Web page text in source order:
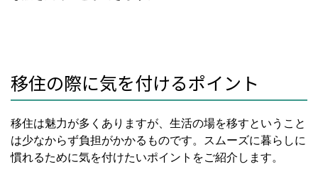
移住の際に気を付けるポイント
移住は魅力が多くありますが、生活の場を移すということ
は少なからず負担がかかるものです。スムーズに暮らしに
慣れるために気を付けたいポイントをご紹介します。